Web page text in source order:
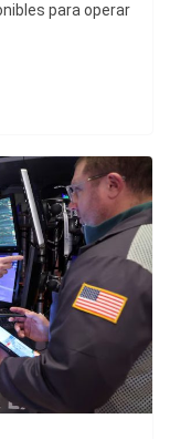
para operar